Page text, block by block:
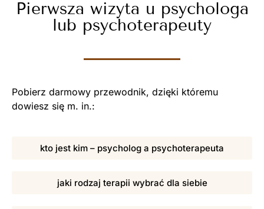
Pierwsza wizyta u psychologa
lub psychoterapeuty
Pobierz darmowy przewodnik, dzięki któremu
dowiesz się m. in.:
kto jest kim – psycholog a psychoterapeuta
jaki rodzaj terapii wybrać dla siebie